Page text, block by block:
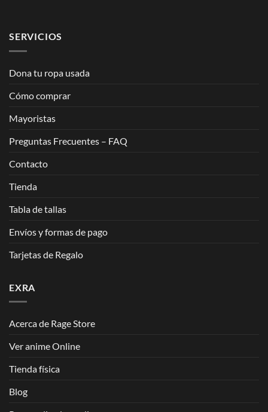
SERVICIOS
Dona tu ropa usada
Cómo comprar
Mayoristas
Preguntas Frecuentes – FAQ
Contacto
Tienda
Tabla de tallas
Envíos y formas de pago
Tarjetas de Regalo
EXRA
Acerca de Rage Store
Ver anime Online
Tienda física
Blog